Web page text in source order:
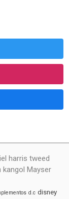
harris tweed
Mayser
d.c disney